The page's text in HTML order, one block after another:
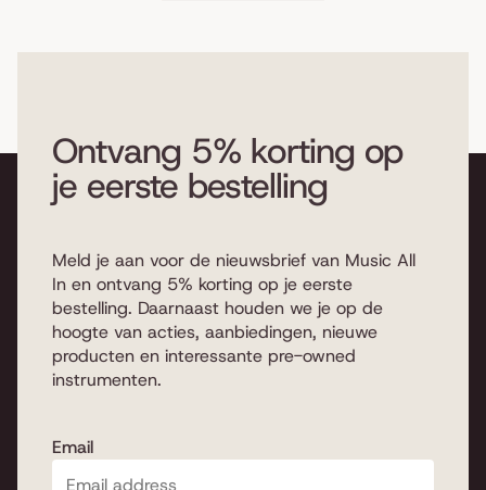
Ontvang 5% korting op
je eerste bestelling
Meld je aan voor de nieuwsbrief van Music All
In en ontvang 5% korting op je eerste
bestelling. Daarnaast houden we je op de
hoogte van acties, aanbiedingen, nieuwe
producten en interessante pre-owned
instrumenten.
Email